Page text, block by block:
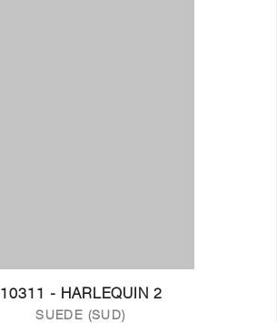
10311 - HARLEQUIN 2
SUEDE (SUD)